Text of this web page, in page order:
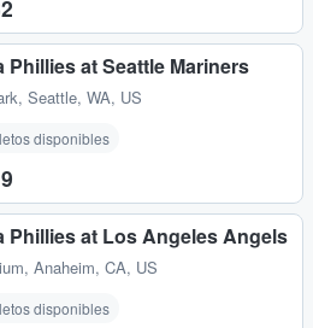
Phillies at Seattle Mariners
, Seattle, WA, US
disponibles
Phillies at Los Angeles Angels
, Anaheim, CA, US
disponibles